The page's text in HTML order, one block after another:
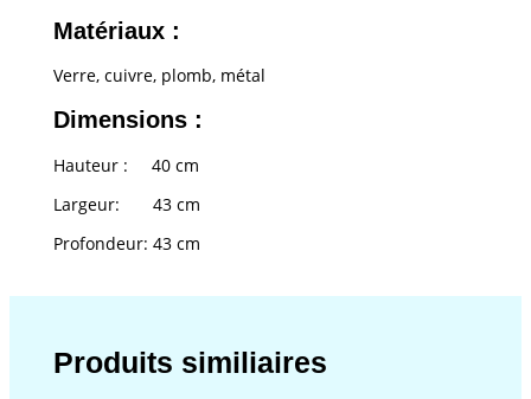
Matériaux :
Verre, cuivre, plomb, métal
Dimensions :
Hauteur : 40 cm
Largeur: 43 cm
Profondeur: 43 cm
Produits similiaires